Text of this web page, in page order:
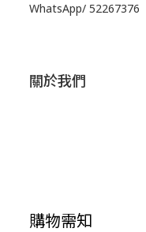
WhatsApp/ 52267376
關於我們
購物需知